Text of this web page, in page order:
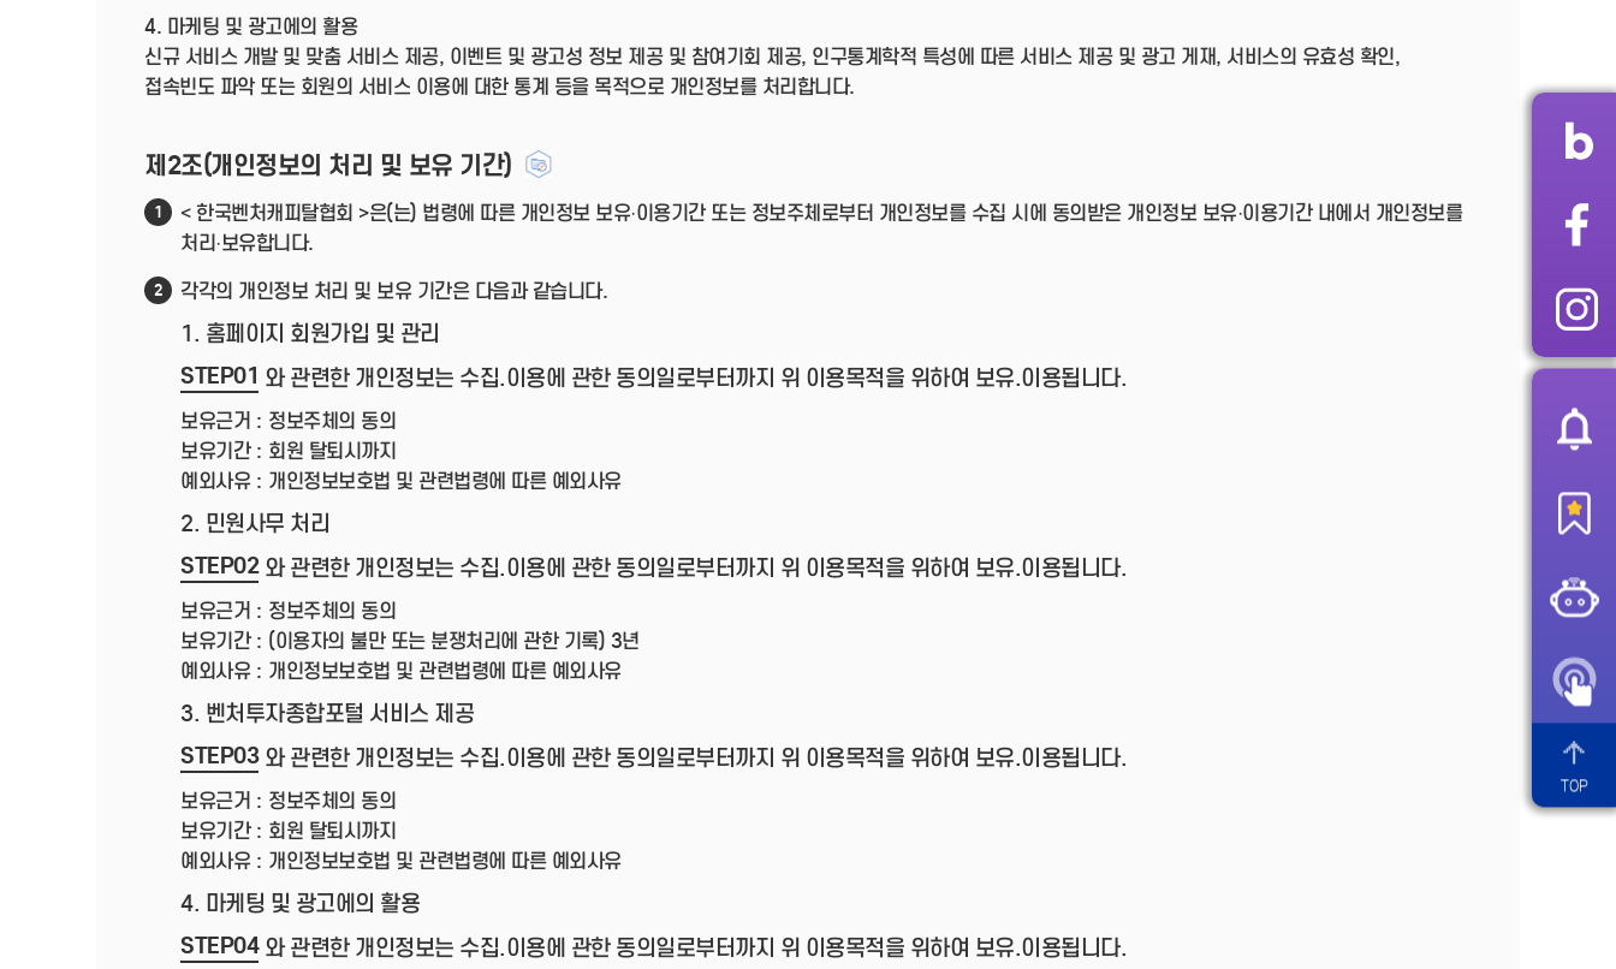
TOP
4. 마케팅 및 광고에의 활용
신규 서비스 개발 및 맞춤 서비스 제공, 이벤트 및 광고성 정보 제공 및 참여기회 제공, 인구통계학적 특성에 따른 서비스 제공 및 광고 게재, 서비스의 유효성 확인,
접속빈도 파악 또는 회원의 서비스 이용에 대한 통계 등을 목적으로 개인정보를 처리합니다.
제2조(개인정보의 처리 및 보유 기간)
1
< 한국벤처캐피탈협회 >은(는) 법령에 따른 개인정보 보유·이용기간 또는 정보주체로부터 개인정보를 수집 시에 동의받은 개인정보 보유·이용기간 내에서 개인정보를
처리·보유합니다.
2 각각의 개인정보 처리 및 보유 기간은 다음과 같습니다.
1. 홈페이지 회원가입 및 관리
STEP01 와 관련한 개인정보는 수집.이용에 관한 동의일로부터까지 위 이용목적을 위하여 보유.이용됩니다.
보유근거 : 정보주체의 동의
보유기간 : 회원 탈퇴시까지
예외사유 : 개인정보보호법 및 관련법령에 따른 예외사유
2. 민원사무 처리
STEP02 와 관련한 개인정보는 수집.이용에 관한 동의일로부터까지 위 이용목적을 위하여 보유.이용됩니다.
보유근거 : 정보주체의 동의
보유기간 : (이용자의 불만 또는 분쟁처리에 관한 기록) 3년
예외사유 : 개인정보보호법 및 관련법령에 따른 예외사유
3. 벤처투자종합포털 서비스 제공
STEP03 와 관련한 개인정보는 수집.이용에 관한 동의일로부터까지 위 이용목적을 위하여 보유.이용됩니다.
보유근거 : 정보주체의 동의
보유기간 : 회원 탈퇴시까지
예외사유 : 개인정보보호법 및 관련법령에 따른 예외사유
4. 마케팅 및 광고에의 활용
STEP04 와 관련한 개인정보는 수집.이용에 관한 동의일로부터까지 위 이용목적을 위하여 보유.이용됩니다.